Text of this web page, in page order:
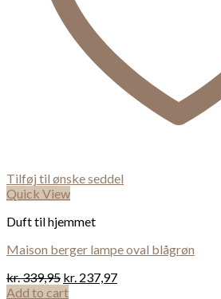
Tilføj til ønske seddel
Quick View
Duft til hjemmet
Maison berger lampe oval blågrøn
kr.339,95 kr. 237,97
Add to cart